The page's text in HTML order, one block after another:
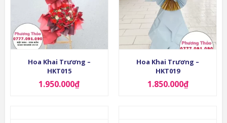
Hoa Khai Trương –
HKT015
1.950.000₫
Hoa Khai Trương –
HKT019
1.850.000₫